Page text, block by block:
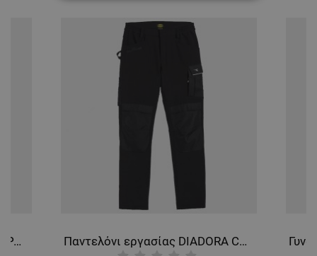
Παντελόνι εργασίας DIADORA PANT HYBRID CARGO Παντελόνι εργασίας DIADORA CARBON SOFTSHELL PERFORMANCE
ΑΠΌΔΟΣΗΣ ΣΤΌΧΕΥΣΗΣ
ΛΕΙΤΟΥΡΓΙΚΌΤΗΤΑΣ
ΜΗ ΤΑΞΙΝΟΜΗΜΈΝΑ